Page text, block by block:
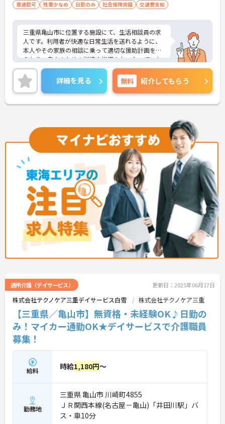
車通勤可 残業少なめ 日勤のみ 社会保険完備 交通費支給
三重県亀山市に位置する施設にて、生活相談員の求
人です。利用者が快適な日常生活を送れるように、
本人やその家族の相談に乗って適切な援助計画を考
えたり、自立のための訓練や指導をおこなっていた
だきます。勤務は08：30～17：30までの日勤のみ
です。ご興味のある方はお気軽にお問い合わせくだ
さい。
詳細を見る 無料 紹介してもらう
通所介護（デイサービス） 更新日：2025年06月17日
株式会社テクノケア三重デイサービス白雪 株式会社テクノケア三重
【三重県／亀山市】無資格・未経験OK♪日勤の
み！マイカー通勤OK★デイサービスで介護職員
募集！
給料 時給1,180円～
勤務地
三重県 亀山市 川崎町4855
ＪＲ関西本線(名古屋－亀山)「井田川駅」バ
ス・車10分